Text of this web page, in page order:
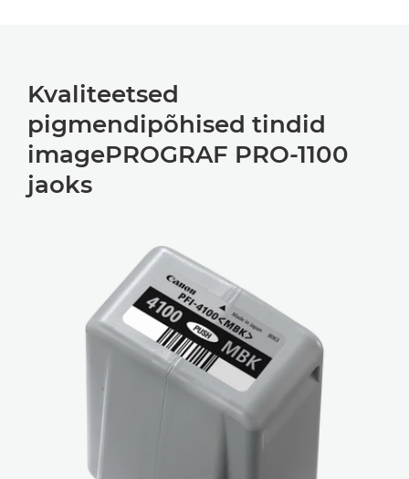
Kvaliteetsed
pigmendipõhised tindid
imagePROGRAF PRO-1100
jaoks